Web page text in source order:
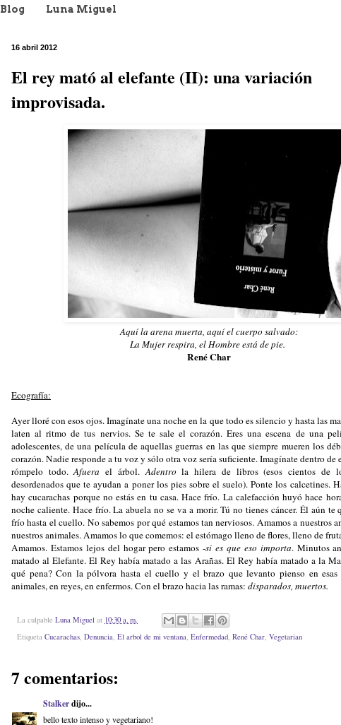
Blog Luna Miguel
16 abril 2012
El rey mató al elefante (II): una variación
improvisada.
Aquí la arena muerta, aquí el cuerpo salvado:
La Mujer respira, el Hombre está de pie.
René Char
Ecografía:
Ayer lloré con esos ojos. Imagínate una noche en la que todo es silencio y hasta las
laten al ritmo de tus nervios. Se te sale el corazón. Eres una escena de una
adolescentes, de una película de aquellas guerras en las que siempre mueren los
corazón. Nadie responde a tu voz y sólo otra voz sería suficiente. Imagínate dentro de
rómpelo todo.Afuerael árbol.Adentro la hilera de libros (esos cientos de
desordenados que te ayudan a poner los pies sobre el suelo). Ponte los calcetines.
hay cucarachas porque no estás en tu casa. Hace frío. La calefacción huyó hace
noche caliente. Hace frío. La abuela no se va a morir. Tú no tienes cáncer. Él aún te
frío hasta el cuello. No sabemos por qué estamos tan nerviosos. Amamos a nuestros
nuestros animales. Amamos lo que comemos: el estómago lleno de flores, lleno de
Amamos. Estamos lejos del hogar pero estamos -si es que eso importa. Minutos
matado al Elefante. El Rey había matado a las Arañas. El Rey había matado a la
qué pena? Con la pólvora hasta el cuello y el brazo que levanto pienso en esas
animales, en reyes, en enfermos. Con el brazo hacia las ramas: disparados, muertos.
La culpable Luna Miguel at 10:30 a. m.
Etiqueta Cucarachas, Denuncia, El arbol de mi ventana, Enfermedad, René Char, Vegetarian
7 comentarios:
Stalkerdijo...
bello texto intenso y vegetariano!